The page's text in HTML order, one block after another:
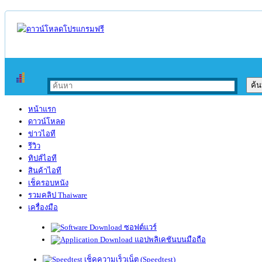
หน้าแรก
ดาวน์โหลด
ข่าวไอที
รีวิว
ทิปส์ไอที
สินค้าไอที
เช็ครอบหนัง
รวมคลิป Thaiware
เครื่องมือ
ซอฟต์แวร์
แอปพลิเคชันบนมือถือ
เช็คความเร็วเน็ต (Speedtest)